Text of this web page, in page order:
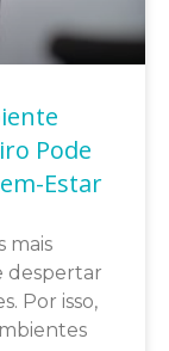
Pode
Estar
mais
despertar
Por isso,